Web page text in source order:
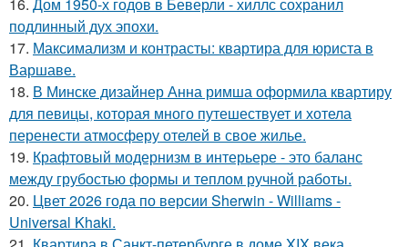
подлинный дух эпохи.
17. Максимализм и контрасты: квартира для юриста в
Варшаве.
18. В Минске дизайнер Анна римша оформила квартиру
для певицы, которая много путешествует и хотела
перенести атмосферу отелей в свое жилье.
19. Крафтовый модернизм в интерьере - это баланс
между грубостью формы и теплом ручной работы.
20. Цвет 2026 года по версии Sherwin - Williams -
Universal Khaki.